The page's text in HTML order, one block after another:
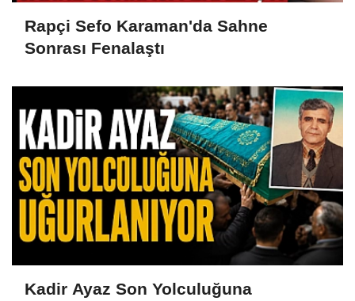
Rapçi Sefo Karaman'da Sahne
Sonrası Fenalaştı
Kadir Ayaz Son Yolculuğuna